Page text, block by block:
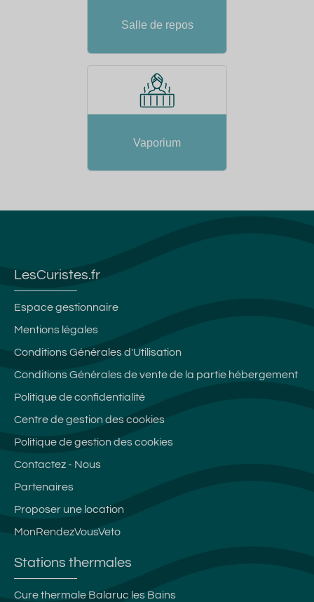
Salle de repos
Vaporium
LesCuristes.fr
Espace gestionnaire
Mentions légales
Conditions Générales d'Utilisation
Conditions Générales de vente de la partie hébergement
Politique de confidentialité
Centre de gestion des cookies
Politique de gestion des cookies
Contactez - Nous
Partenaires
Proposer une location
MonRendezVousVeto
Stations thermales
Cure thermale Balaruc les Bains